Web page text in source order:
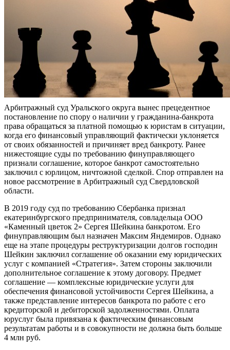
Арбитражный суд Уральского округа вынес прецедентное
постановление по спору о наличии у гражданина-банкрота
права обращаться за платной помощью к юристам в ситуации,
когда его финансовый управляющий фактически уклоняется
от своих обязанностей и причиняет вред банкроту. Ранее
нижестоящие суды по требованию финуправляющего
признали соглашение, которое банкрот самостоятельно
заключил с юрлицом, ничтожной сделкой. Спор отправлен на
новое рассмотрение в Арбитражный суд Свердловской
области.
В 2019 году суд по требованию Сбербанка признал
екатеринбургского предпринимателя, совладельца ООО
«Каменный цветок 2» Сергея Шейкина банкротом. Его
финуправляющим был назначен Максим Яндемиров. Однако
еще на этапе процедуры реструктуризации долгов господин
Шейкин заключил соглашение об оказании ему юридических
услуг с компанией «Стратегия». Затем стороны заключили
дополнительное соглашение к этому договору. Предмет
соглашение — комплексные юридические услуги для
обеспечения финансовой устойчивости Сергея Шейкина, а
также представление интересов банкрота по работе с его
кредиторской и дебиторской задолженностями. Оплата
юруслуг была привязана к фактическим финансовым
результатам работы и в совокупности не должна быть больше
4 млн руб.